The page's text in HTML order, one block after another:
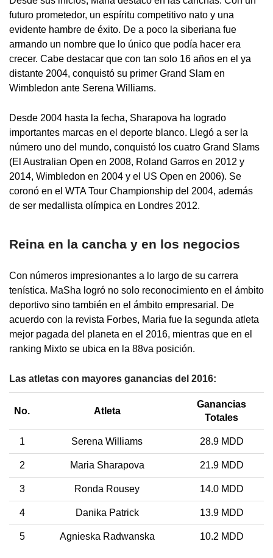
futuro prometedor, un espíritu competitivo nato y una
evidente hambre de éxito. De a poco la siberiana fue
armando un nombre que lo único que podía hacer era
crecer. Cabe destacar que con tan solo 16 años en el ya
distante 2004, conquistó su primer Grand Slam en
Wimbledon ante Serena Williams.
Desde 2004 hasta la fecha, Sharapova ha logrado
importantes marcas en el deporte blanco. Llegó a ser la
número uno del mundo, conquistó los cuatro Grand Slams
(El Australian Open en 2008, Roland Garros en 2012 y
2014, Wimbledon en 2004 y el US Open en 2006). Se
coronó en el WTA Tour Championship del 2004, además
de ser medallista olímpica en Londres 2012.
Reina en la cancha y en los negocios
Con números impresionantes a lo largo de su carrera
tenística. MaSha logró no solo reconocimiento en el ámbito
deportivo sino también en el ámbito empresarial. De
acuerdo con la revista Forbes, Maria fue la segunda atleta
mejor pagada del planeta en el 2016, mientras que en el
ranking Mixto se ubica en la 88va posición.
Las atletas con mayores ganancias del 2016:
No. Atleta
Ganancias
Totales
1 Serena Williams 28.9 MDD
2 Maria Sharapova 21.9 MDD
3 Ronda Rousey 14.0 MDD
4 Danika Patrick 13.9 MDD
5 Agnieska Radwanska 10.2 MDD